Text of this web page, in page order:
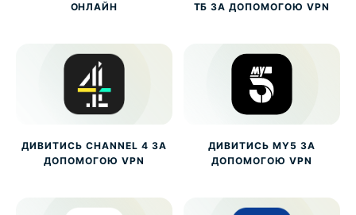
ОНЛАЙН
ТБ ЗА ДОПОМОГОЮ VPN
ДИВИТИСЬ CHANNEL 4 ЗА
ДОПОМОГОЮ VPN
ДИВИТИСЬ MY5 ЗА
ДОПОМОГОЮ VPN